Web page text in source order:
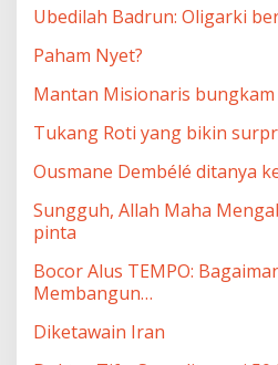
Ubedilah Badrun: Oligarki
Paham Nyet?
Mantan Misionaris bungkam
Tukang Roti yang bikin
Ousmane Dembélé ditanya
Sungguh, Allah Maha
pinta
Bocor Alus TEMPO:
Membangun…
Diketawain Iran